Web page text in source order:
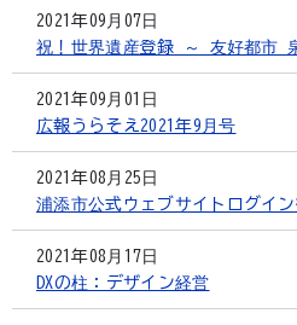
2021年09月07日
祝！世界遺産登録 ～ 友好都市
2021年09月01日
広報うらそえ2021年9月号
2021年08月25日
浦添市公式ウェブサイトログイ
2021年08月17日
DXの柱：デザイン経営